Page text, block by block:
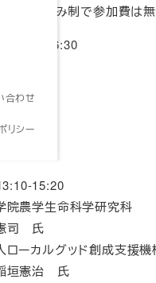
合わせ
リシー
前申し込み制で参加費は無
13:00～16:30
15:20
農学生命科学研究科
氏
ーカルグッド創成支援
治 氏